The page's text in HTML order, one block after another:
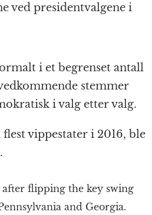
ved presidentvalgene i
i et begrenset antall
stemmer
i valg etter valg.
vippestater i 2016, ble
flipping the key swing
and Georgia.